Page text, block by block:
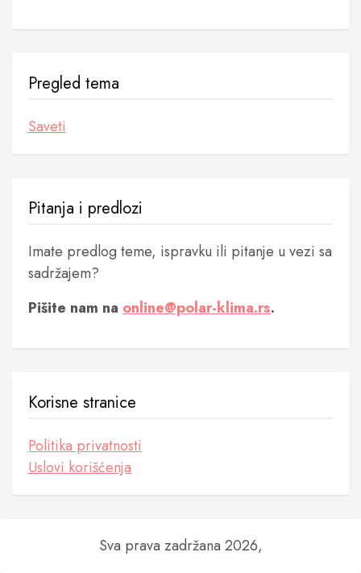
Pregled tema
Saveti
Pitanja i predlozi
Imate predlog teme, ispravku ili pitanje u vezi sa
sadržajem?
Pišite nam na online@polar-klima.rs.
Korisne stranice
Politika privatnosti
Uslovi korišćenja
Sva prava zadržana 2026,